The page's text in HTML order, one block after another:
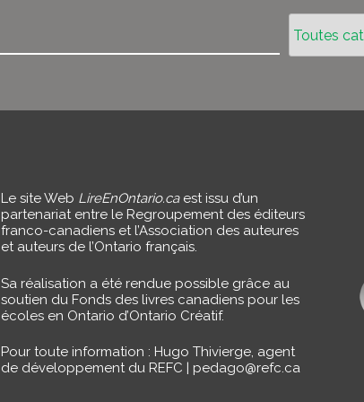
Le site Web LireEnOntario.caest issu d’un
partenariat entre le Regroupement des éditeurs
franco-canadiens et l’Association des auteures
et auteurs de l’Ontario français.
Sa réalisation a été rendue possible grâce au
soutien du Fonds des livres canadiens pour les
écoles en Ontario d’Ontario Créatif.
Pour toute information : Hugo Thivierge, agent
de développement du REFC | pedago@refc.ca